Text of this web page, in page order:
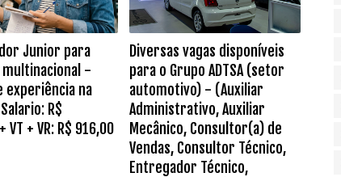
Junior para
-
experiência na
R$
VT + VR: R$ 916,00
Diversas vagas disponíveis
para o Grupo ADTSA (setor
automotivo) - (Auxiliar
Administrativo, Auxiliar
Mecânico, Consultor(a) de
Vendas, Consultor Técnico,
Entregador Técnico,